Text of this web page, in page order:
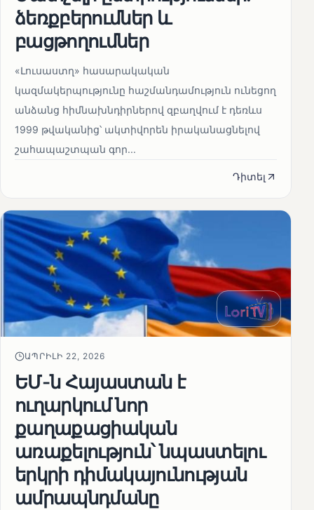
ձեռքբերումներ և
բացթողումներ
«Լուսաստղ» հասարակական
կազմակերպությունը հաշմանդամություն ունեցող
անձանց հիմնախնդիրներով զբաղվում է դեռևս
1999 թվականից՝ ակտիվորեն իրականացնելով
շահապաշտպան գոր...
Դիտել
ԱՊՐԻԼԻ 22, 2026
ԵՄ-ն Հայաստան է
ուղարկում նոր
քաղաքացիական
առաքելություն՝ նպաստելու
երկրի դիմակայունության
ամրապնդմանը